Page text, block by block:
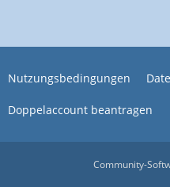
Nutzungsbedingungen
Doppelaccount beantragen
Community-